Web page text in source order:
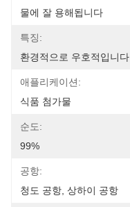
물에 잘 용해됩니다
특징:
환경적으로 우호적입니다
애플리케이션:
식품 첨가물
순도:
99%
공항:
청도 공항, 상하이 공항